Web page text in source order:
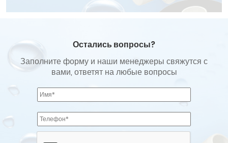
Остались вопросы?
Заполните форму и наши менеджеры свяжутся с
вами, ответят на любые вопросы